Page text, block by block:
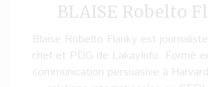
BLAISE Robelto
Blaise Robelto Flanky est
chef et PDG de LakayInfo. Formé
communication persuasive à